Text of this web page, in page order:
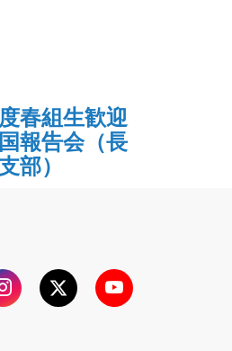
春組生歓迎
報告会（長
部）
TwitterYouTube